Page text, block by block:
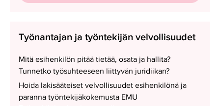
Työnantajan ja työntekijän velvollisuudet
Mitä esihenkilön pitää tietää, osata ja hallita?
Tunnetko työsuhteeseen liittyvän juridiikan?
Hoida lakisääteiset velvollisuudet esihenkilönä ja
paranna työntekijäkokemusta EMU
velvollisuudet